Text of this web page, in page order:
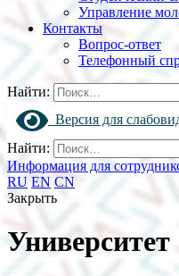
Управление
Контакты
Вопрос-ответ
Телефонный
Найти:
Версия для
Найти:
Информация для
RU EN CN
Закрыть
Университет